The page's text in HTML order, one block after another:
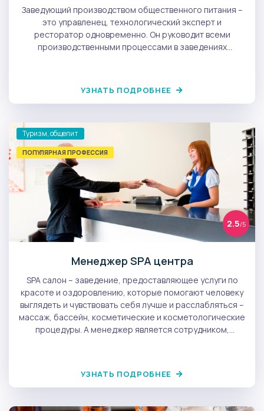
Заведующий производством общественного питания –
это управленец, технологический эксперт и
ресторатор одновременно. Он руководит всеми
производственными процессами в заведениях
санитарных норм, товарного соседства продуктов и
УЗНАТЬ ПОДРОБНЕЕ
Туризм, общепит
ПОПУЛЯРНАЯ ПРОФЕССИЯ
2.5/5
Менеджер SPA центра
SPA салон – заведение, предоставляющее услуги по
красоте и оздоровлению, которые помогают человеку
выглядеть и чувствовать себя лучше и расслабляться –
массаж, бассейн, косметические и косметологические
процедуры. А менеджер является сотрудником,
развития и продвижения, следит за работой персонала.
УЗНАТЬ ПОДРОБНЕЕ